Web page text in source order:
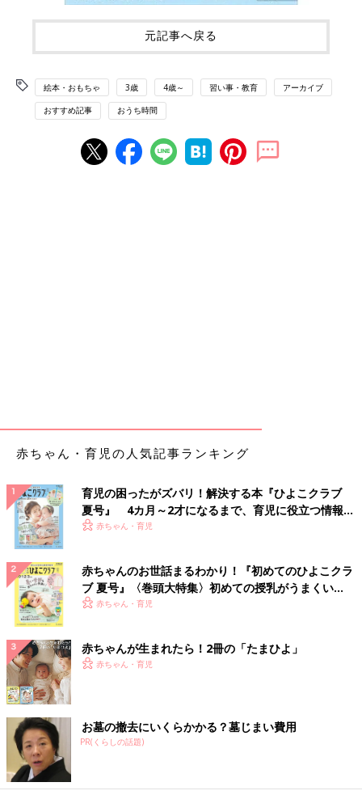
元記事へ戻る
絵本・おもちゃ 3歳 4歳～ 習い事・教育 アーカイブ
おすすめ記事 おうち時間
赤ちゃん・育児の人気記事ランキング
育児の困ったがズバリ！解決する本『ひよこクラブ
夏号』 4カ月～2才になるまで、育児に役立つ情報が
いっぱい！
赤ちゃん・育児
赤ちゃんのお世話まるわかり！『初めてのひよこクラ
ブ 夏号』〈巻頭大特集〉初めての授乳がうまくい
く！ おっぱい・ミルクの基本と夏のトラブル 解決テ
赤ちゃん・育児
赤ちゃんが生まれたら！2冊の「たまひよ」
赤ちゃん・育児
お墓の撤去にいくらかかる？墓じまい費用
PR(くらしの話題)